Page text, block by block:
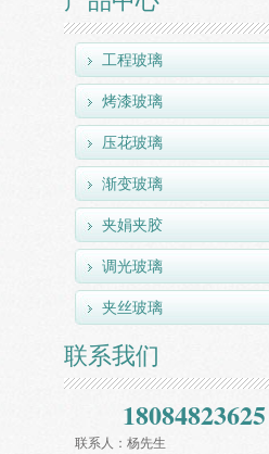
工程玻璃
烤漆玻璃
压花玻璃
渐变玻璃
夹娟夹胶
调光玻璃
夹丝玻璃
联系我们
18084823625
联系人： 杨先生